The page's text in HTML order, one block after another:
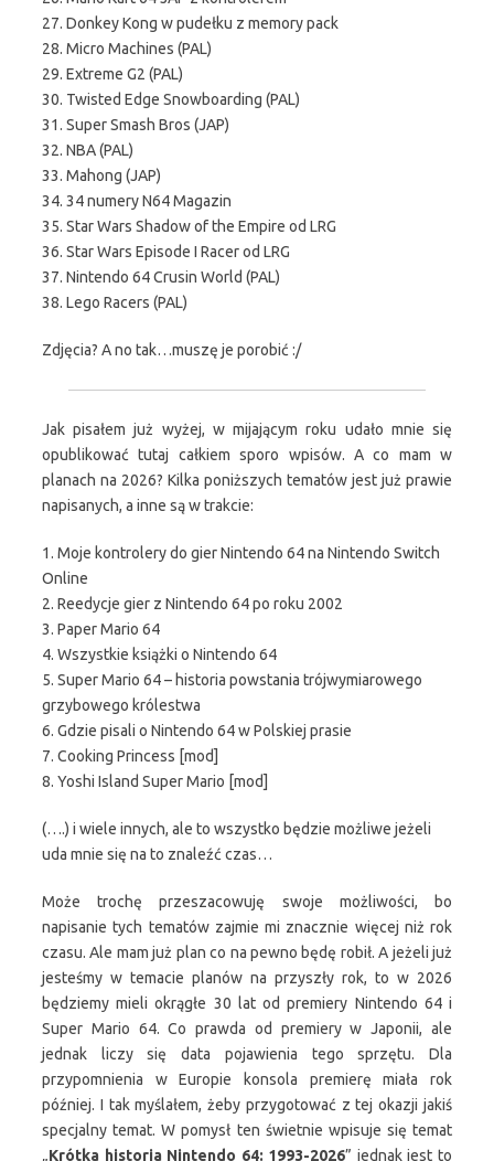
27. Donkey Kong w pudełku z memory pack
28. Micro Machines (PAL)
29. Extreme G2 (PAL)
30. Twisted Edge Snowboarding (PAL)
31. Super Smash Bros (JAP)
32. NBA (PAL)
33. Mahong (JAP)
34. 34 numery N64 Magazin
35. Star Wars Shadow of the Empire od LRG
36. Star Wars Episode I Racer od LRG
37. Nintendo 64 Crusin World (PAL)
38. Lego Racers (PAL)
Zdjęcia? A no tak…muszę je porobić :/
Jak pisałem już wyżej, w mijającym roku udało mnie się
opublikować tutaj całkiem sporo wpisów. A co mam w
planach na 2026? Kilka poniższych tematów jest już prawie
napisanych, a inne są w trakcie:
1. Moje kontrolery do gier Nintendo 64 na Nintendo Switch
Online
2. Reedycje gier z Nintendo 64 po roku 2002
3. Paper Mario 64
4. Wszystkie książki o Nintendo 64
5. Super Mario 64 – historia powstania trójwymiarowego
grzybowego królestwa
6. Gdzie pisali o Nintendo 64 w Polskiej prasie
7. Cooking Princess [mod]
8. Yoshi Island Super Mario [mod]
(….) i wiele innych, ale to wszystko będzie możliwe jeżeli
uda mnie się na to znaleźć czas…
Może trochę przeszacowuję swoje możliwości, bo
napisanie tych tematów zajmie mi znacznie więcej niż rok
czasu. Ale mam już plan co na pewno będę robił. A jeżeli już
jesteśmy w temacie planów na przyszły rok, to w 2026
będziemy mieli okrągłe 30 lat od premiery Nintendo 64 i
Super Mario 64. Co prawda od premiery w Japonii, ale
jednak liczy się data pojawienia tego sprzętu. Dla
przypomnienia w Europie konsola premierę miała rok
później. I tak myślałem, żeby przygotować z tej okazji jakiś
specjalny temat. W pomysł ten świetnie wpisuje się temat
„Krótka historia Nintendo 64: 1993-2026” jednak jest to